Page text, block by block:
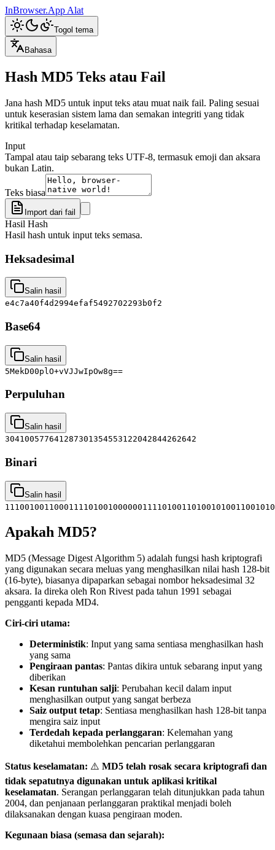
InBrowser.App Alat
Togol tema
Bahasa
Hash MD5 Teks atau Fail
Jana hash MD5 untuk input teks atau muat naik fail. Paling sesuai
untuk keserasian sistem lama dan semakan integriti yang tidak
kritikal terhadap keselamatan.
Input
Tampal atau taip sebarang teks UTF-8, termasuk emoji dan aksara
bukan Latin.
Teks biasa
Import dari fail
Hasil Hash
Hasil hash untuk input teks semasa.
Heksadesimal
Salin hasil
e4c7a40f4d2994efaf5492702293b0f2
Base64
Salin hasil
5MekD00plO+vVJJwIpOw8g==
Perpuluhan
Salin hasil
304100577641287301354553122042844262642
Binari
Salin hasil
Apakah MD5?
MD5 (Message Digest Algorithm 5) adalah fungsi hash kriptografi
yang digunakan secara meluas yang menghasilkan nilai hash 128-bit
(16-byte), biasanya dipaparkan sebagai nombor heksadesimal 32
aksara. Ia direka oleh Ron Rivest pada tahun 1991 sebagai
pengganti kepada MD4.
Ciri-ciri utama:
Deterministik: Input yang sama sentiasa menghasilkan hash
yang sama
Pengiraan pantas: Pantas dikira untuk sebarang input yang
diberikan
Kesan runtuhan salji: Perubahan kecil dalam input
menghasilkan output yang sangat berbeza
Saiz output tetap: Sentiasa menghasilkan hash 128-bit tanpa
mengira saiz input
Terdedah kepada perlanggaran: Kelemahan yang
diketahui membolehkan pencarian perlanggaran
Status keselamatan: ⚠️ MD5 telah rosak secara kriptografi dan
tidak sepatutnya digunakan untuk aplikasi kritikal
keselamatan. Serangan perlanggaran telah ditunjukkan pada tahun
2004, dan penjanaan perlanggaran praktikal menjadi boleh
dilaksanakan dengan kuasa pengiraan moden.
Kegunaan biasa (semasa dan sejarah):